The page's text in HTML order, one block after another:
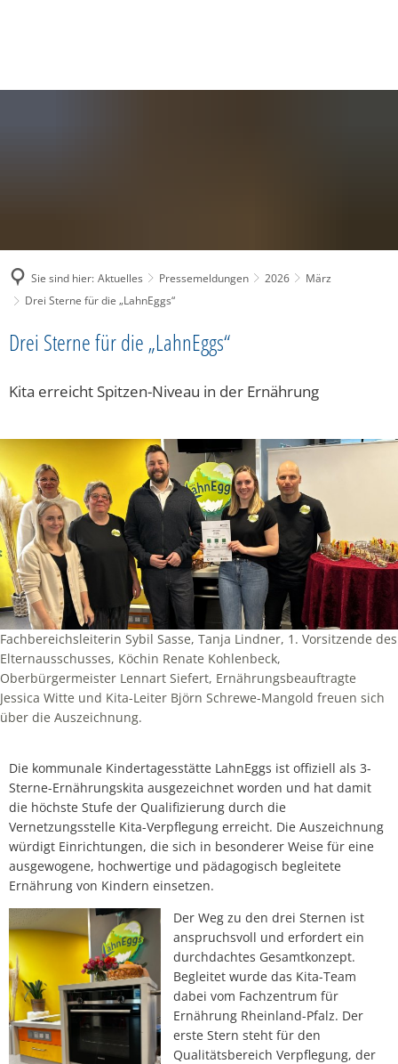
Sie sind hier: Aktuelles Pressemeldungen 2026
März
Drei Sterne für die „LahnEggs“
Drei Sterne für die „LahnEggs“
Kita erreicht Spitzen-Niveau in der Ernährung
Fachbereichsleiterin Sybil Sasse, Tanja Lindner, 1. Vorsitzende des
Elternausschusses, Köchin Renate Kohlenbeck,
Oberbürgermeister Lennart Siefert, Ernährungsbeauftragte
Jessica Witte und Kita-Leiter Björn Schrewe-Mangold freuen sich
über die Auszeichnung.
Die kommunale Kindertagesstätte LahnEggs ist offiziell als 3-
Sterne-Ernährungskita ausgezeichnet worden und hat damit
die höchste Stufe der Qualifizierung durch die
Vernetzungsstelle Kita-Verpflegung erreicht. Die Auszeichnung
würdigt Einrichtungen, die sich in besonderer Weise für eine
ausgewogene, hochwertige und pädagogisch begleitete
Ernährung von Kindern einsetzen.
Der Weg zu den drei Sternen ist
anspruchsvoll und erfordert ein
durchdachtes Gesamtkonzept.
Begleitet wurde das Kita-Team
dabei vom Fachzentrum für
Ernährung Rheinland-Pfalz. Der
erste Stern steht für den
Qualitätsbereich Verpflegung, der